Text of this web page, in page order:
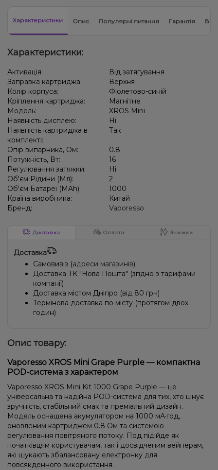
Характеристики Опис Популярні питання Гарантія
Характеристики:
Активація:
Від затягування
Заправка картриджа:
Верхня
Колір корпуса:
Фіолетово-синій
Кріплення картриджа:
Магнітне
Модель:
XROS Mini
Наявність дисплею:
Ні
Наявність картриджа в
комплекті:
Так
Опір випарника, Ом:
0.8
Потужність, Вт:
16
Регулювання затяжки:
Ні
Об'єм Рідини (Мл):
2
Об'єм Батареї (MAh):
1000
Країна виробника:
Китай
Бренд:
Vaporesso
Доставка Оплата Знижки
Доставка
Самовивіз (адреси магазинів)
Доставка ТК "Нова Пошта" (згідно з тарифами
компанії)
Доставка містом Дніпро (від 80 грн)
Термінова доставка по місту (протягом двох
годин)
Опис товару:
Vaporesso XROS Mini Grape Purple — компактна
POD-система з характером
Vaporesso XROS Mini Kit 1000 Grape Purple — це
універсальна та надійна POD-система для тих, хто цінує
зручність, стабільний смак та преміальний дизайн.
Модель оснащена акумулятором на 1000 мА·год,
оновленим картриджем 0.8 Ом та системою
регулювання повітряного потоку. Под підійде як
початківцям користувачам, так і досвідченим вейперам,
які шукають збалансовану електронку для
повсякденного використання.